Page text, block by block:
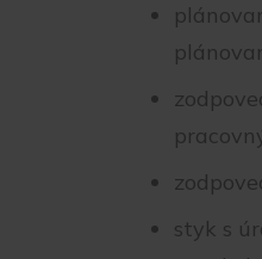
styk s